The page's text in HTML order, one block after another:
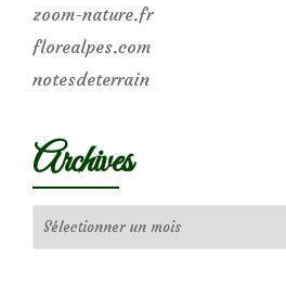
zoom-nature.fr
florealpes.com
notesdeterrain
Archives